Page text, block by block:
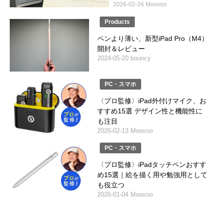
2026-02-26 Moovoo
Products
ペンより薄い、新型iPad Pro（M4）
開封＆レビュー
2024-05-20 bouncy
PC・スマホ
〈プロ監修〉iPad外付けマイク、お
すすめ15選 デザイン性と機能性に
も注目
2026-02-13 Moovoo
PC・スマホ
〈プロ監修〉iPadタッチペンおすす
め15選｜絵を描く用や勉強用として
も役立つ
2026-01-04 Moovoo